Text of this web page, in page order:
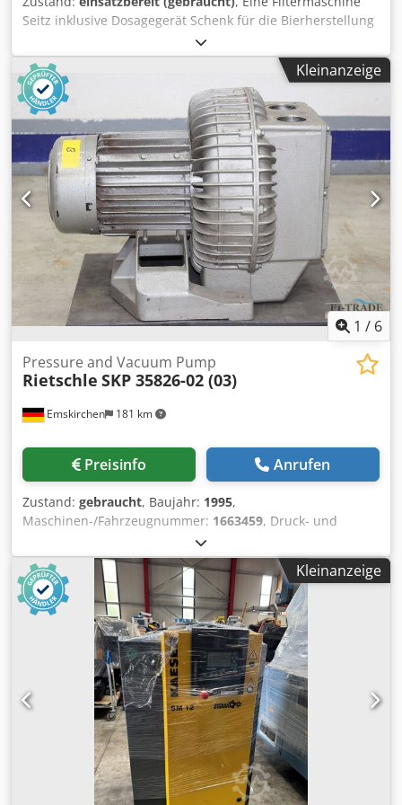
- 1 x Palettierer KETTNER KR51112 Pressant Universal |
1999 - Palettenanleger mit Lift und Transport - 1 x
Palettenringwickler ROBOPAC GENESIS | 2002
Seitz inklusive Dosagegerät Schenk für die Bierherstellung
steht zur Verfügung. 1) Kieselgurrahmenfilter Seitz Orion
60, max. Durchsatzleistung: 70hl-80hl/h, effektive
Durchsatzleistung: ca. 45hl/h, max.
Gesamtfiltrationsleistung: ca. 600hl, Pressvorrichtung: 2-
stufiges Planetengetriebe, Plattenanzahl: 36,
Endplattenanzahl: 2, Plattendimensionen X/Y:
600mm/600mm, Rohrdurchmesser: 50mm, Nennweite:
NW50, Maschinendimensionen X/Y/Z: ca.
3800mm/1100mm/1400mm. 2) Dosagegerät Schenk DO-
S120, Baujahr: 1971, Leistung: ca. 160l/h,
Schnellgangleistung: ca. 320l/h, Nennweite: NW50,
Rohrdurchmesser: 50mm. Dokumentation vorhanden. Eine
Besichtigung vor Ort ist möglich. Dodpfx Aewd Talslaeck
Kleinanzeige
1 / 6
Emskirchen 181 km
Pressure and Vacuum Pump
Rietschle SKP 35826-02 (03)
Preisinfo Anrufen
Zustand: gebraucht, Baujahr: 1995,
Maschinen-/Fahrzeugnummer: 1663459, Druck- und
Vakuumkompressor - Pressure and Vacuum Pump
Rietschle SKP 35826-02 (03)Baujahr / Year 1995 - SN.
1663459 Frequency 50 Hz Speed 2900 min power required
3 kW Online-Video-Inspection by Skype-Video We would be
very pleased with your visit - more machines on Stock
Dcodpfsh Axlpjx Alask Available Immediately - Can be
inspect On Stock Emskirchen / Nürnberg - Can be test
Kleinanzeige